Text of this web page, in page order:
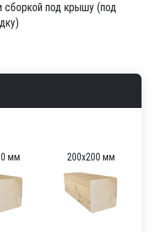
сборкой под крышу (под
мм 200х200 мм